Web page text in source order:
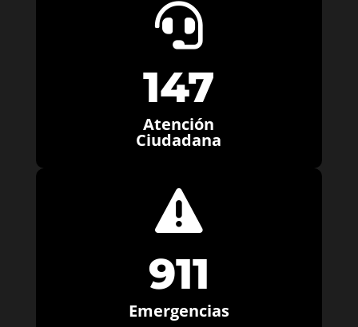

147
Atención
Ciudadana

911
Emergencias